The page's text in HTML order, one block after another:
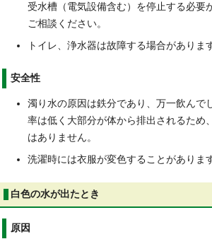
受水槽（電気設備含む）を停止する必要
ご相談ください。
トイレ、浄水器は故障する場合がありま
安全性
濁り水の原因は鉄分であり、万一飲んで
率は低く大部分が体から排出されるため
はありません。
洗濯時には衣服が変色することがありま
白色の水が出たとき
原因